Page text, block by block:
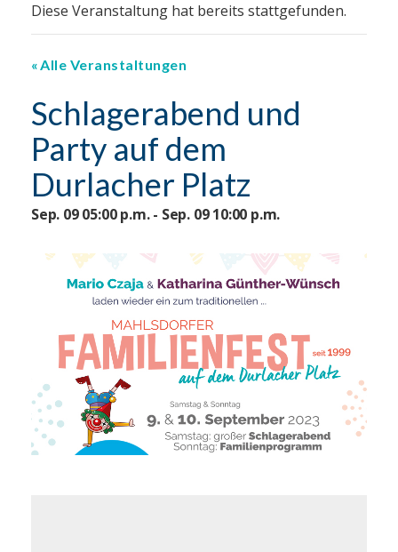
Diese Veranstaltung hat bereits stattgefunden.
Alle Veranstaltungen
Schlagerabend und
Party auf dem
Durlacher Platz
Sep. 09 05:00 p.m. - Sep. 09 10:00 p.m.